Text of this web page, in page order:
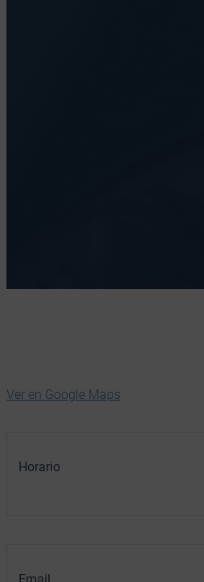
Ver en Google Maps
Horario
Email